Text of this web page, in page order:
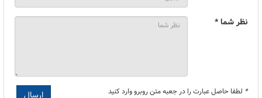
نظر شما *
* لطفا حاصل عبارت را در جعبه متن روبرو وارد کنید